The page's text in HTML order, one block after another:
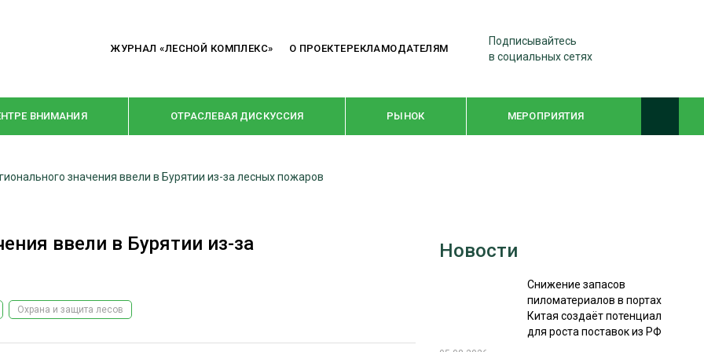
ЖУРНАЛ «ЛЕСНОЙ КОМПЛЕКС» О ПРОЕКТЕРЕКЛАМОДАТЕЛЯМ
Подписывайтесь
в социальных сетях
ВНИМАНИЯ ОТРАСЛЕВАЯ ДИСКУССИЯ РЫНОК МЕРОПРИЯТИЯ
РУБРИКИ
КРУПНЫМ ПЛАНОМ WOODEX-2021
СУШКА ДРЕВЕСИНЫ
значения ввели в Бурятии из-за лесных пожаров
ввели в Бурятии из-за
Охрана и защита лесов
Новости
Снижение запасов
пиломатериалов в портах
Китая создаёт потенциал
для роста поставок из РФ